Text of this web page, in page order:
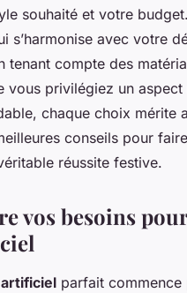
2024•6 min de lecture
souhaité et votre
s’harmonise avec votre
tenant compte des
vous privilégiez un aspect
chaque choix mérite
conseils pour
réussite festive.
vos besoins
parfait commence